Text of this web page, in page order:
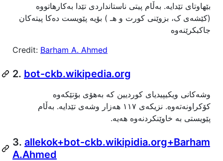
بێهاوتای تێدایە. بەڵام پیتی ناستانداردی تێدا بەکارهاتووە
(کێشەی ک، بزوێنی کورت و هـ ) بۆیە پێویست دەکا پیتەکان
جاکبکرێنەوە
Credit: Barham A. Ahmed
2. bot-ckb.wikipedia.org
وشەکانی ویکیپیدیای کوردیین کە بەهۆی بۆتێکەوە
کۆکراونەتەوە. نزیکەی ١١٧ هەزار وشەی تێدایە. بەڵام
پێویستی بە خاوێنکردنەوە هەیە.
3. allekok+bot-ckb.wikipidia.org+Barham
A.Ahmed